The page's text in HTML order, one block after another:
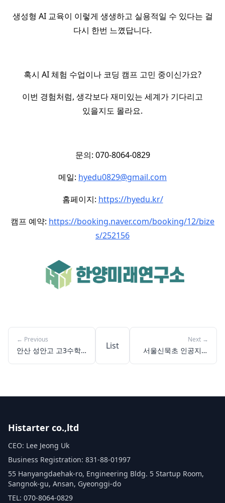
생성형 AI 교육이 이렇게 생생하고 실용적일 수 있다는 걸
다시 한번 느꼈답니다.
혹시 AI 체험 수업이나 코딩 캠프 고민 중이신가요?
이번 경험처럼, 생각보다 재미있는 세계가 기다리고
있을지도 몰라요.
문의: 070-8064-0829
메일: hyedu0829@gmail.com
홈페이지: https://hyedu.kr/
캠프 예약: https://booking.naver.com/booking/12/bize
s/252156
← Previous
안산 성안고 고3수학
List
Next →
서울신묵초 인공지능
Histarter co.,ltd
CEO: Lee Jeong Uk
Business Registration: 831-88-01997
55 Hanyangdaehak-ro, Engineering Bldg. 5 Startup Room,
Sangnok-gu, Ansan, Gyeonggi-do
TEL: 070-8064-0829